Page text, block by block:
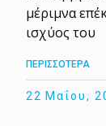
μέριμνα
ισχύος του
ΠΕΡΙΣΣΟΤΕΡΑ
22 Μαΐου,